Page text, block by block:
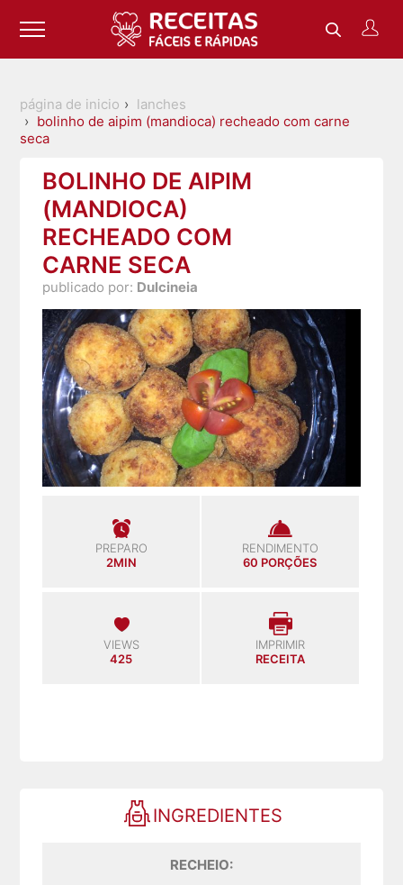
página de inicio
lanches
bolinho de aipim (mandioca) recheado com carne
seca
BOLINHO DE AIPIM
(MANDIOCA)
RECHEADO COM
CARNE SECA
publicado por: Dulcineia
PREPARO
2MIN
RENDIMENTO
60 PORÇÕES
VIEWS
425
IMPRIMIR
RECEITA
INGREDIENTES
RECHEIO: